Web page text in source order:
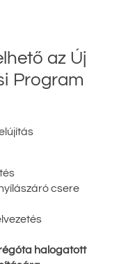
az Új
Program
csere
halogatott